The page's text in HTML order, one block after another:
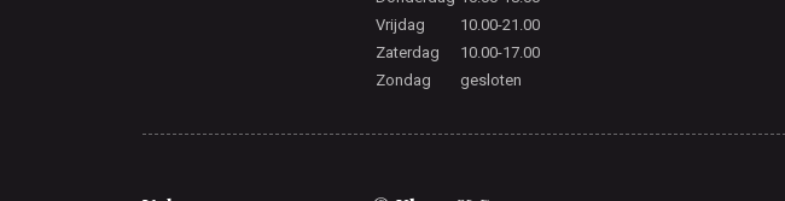
Vrijdag
10.00-21.00
Zaterdag
10.00-17.00
Zondag
gesloten